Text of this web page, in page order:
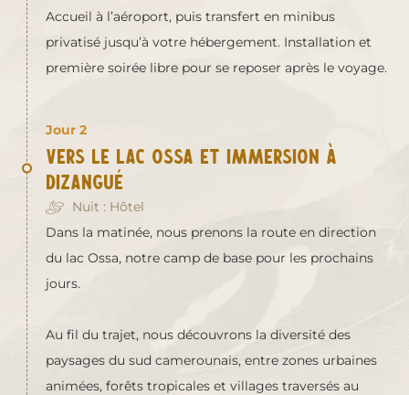
Accueil à l’aéroport, puis transfert en minibus
privatisé jusqu’à votre hébergement. Installation et
première soirée libre pour se reposer après le voyage.
Jour 2
Vers le lac Ossa et immersion à
Dizangué
Nuit : Hôtel
Dans la matinée, nous prenons la route en direction
du lac Ossa, notre camp de base pour les prochains
jours.
Au fil du trajet, nous découvrons la diversité des
paysages du sud camerounais, entre zones urbaines
animées, forêts tropicales et villages traversés au